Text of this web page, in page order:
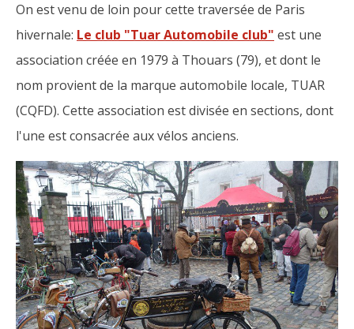
On est venu de loin pour cette traversée de Paris
hivernale: Le club "Tuar Automobile club" est une
association créée en 1979 à Thouars (79), et dont le
nom provient de la marque automobile locale, TUAR
(CQFD). Cette association est divisée en sections, dont
l'une est consacrée aux vélos anciens.